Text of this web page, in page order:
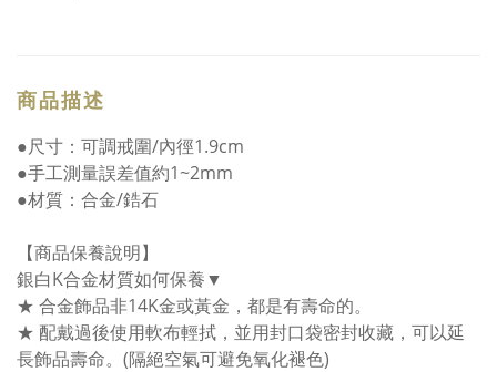
商品描述
●尺寸：可調戒圍/內徑1.9cm
●手工測量誤差值約1~2mm
●材質：合金/鋯石
【商品保養說明】
銀白K合金材質如何保養▼
★ 合金飾品非14K金或黃金，都是有壽命的。
★ 配戴過後使用軟布輕拭，並用封口袋密封收藏，可以延
長飾品壽命。(隔絕空氣可避免氧化褪色)